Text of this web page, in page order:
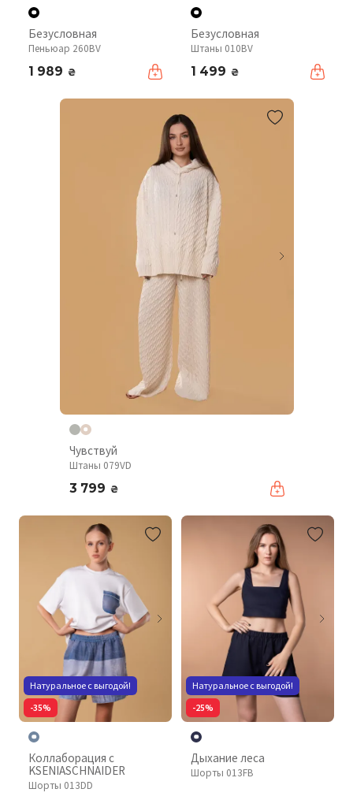
Безусловная
Пеньюар 260BV
1 989 ₴
Безусловная
Штаны 010BV
1 499 ₴
Чувствуй
Штаны 079VD
3 799 ₴
Натуральное с выгодой!
-35%
Коллаборация с
KSENIASCHNAIDER
Шорты 013DD
Натуральное с выгодой!
-25%
Дыхание леса
Шорты 013FB